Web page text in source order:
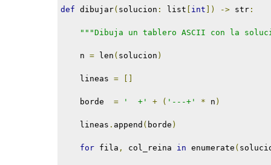
def dibujar( solucion : list [ int ]) -> str:
"""Dibuja un tablero ASCII con la
n = len ( solucion )
lineas = []
borde = '  +' + ( '---+' * n )
lineas . append ( borde )
for fila , col_reina in enumerate (